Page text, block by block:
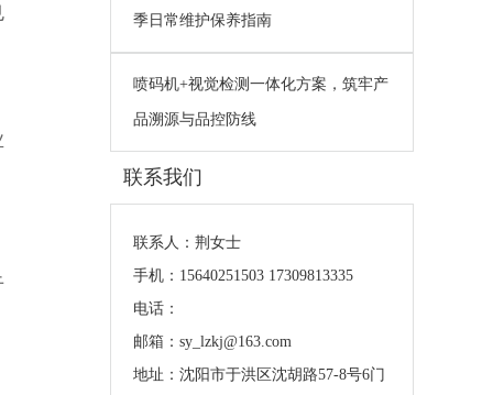
季日常维护保养指南
喷码机+视觉检测一体化方案，筑牢产
品溯源与品控防线
联系我们
联系人：荆女士
手机：15640251503 17309813335
电话：
邮箱：sy_lzkj@163.com
地址：沈阳市于洪区沈胡路57-8号6门